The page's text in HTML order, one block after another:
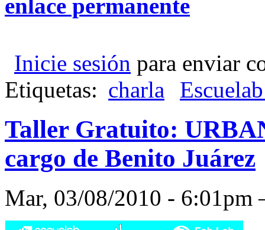
enlace permanente
Inicie sesión para enviar
Etiquetas: charla
Taller Gratuito:
cargo de Benito Juárez
Mar, 03/08/2010 -